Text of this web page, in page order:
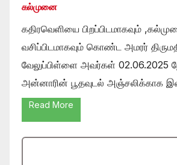
கல்முனை
கதிரவெளியை பிறப்பிடமாகவும்
வசிப்பிடமாகவும் கொண்ட அமரர்
வேலுப்பிள்ளை அவர்கள் 02.06.2025
அன்னாரின் பூதவுடல் அஞ்சலிக்காக
Read More